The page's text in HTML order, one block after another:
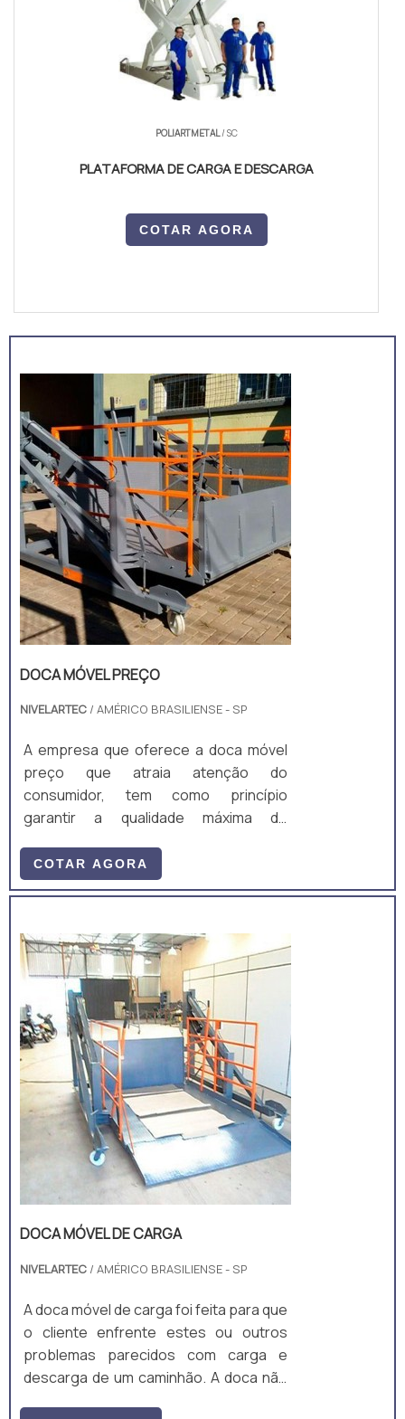
POLIARTMETAL/ SC
PLATAFORMA DE CARGA E DESCARGA
COTAR AGORA
DOCA MÓVEL PREÇO
NIVELARTEC / AMÉRICO BRASILIENSE - SP
A empresa que oferece a doca móvel
preço que atraia atenção do
consumidor, tem como princípio
garantir a qualidade máxima do
aplicada em diversas áreas e utilizada
para muitas aplicações que necessitem
de até 2.500 kg, com até 1,70m de
altura.Vantagens de utilização do
material Facilidade de manuseio; Não
tem necessidade de doca de suporte;
Otimização da mão de obra...
COTAR AGORA
DOCA MÓVEL DE CARGA
NIVELARTEC / AMÉRICO BRASILIENSE - SP
A doca móvel de carga foi feita para que
o cliente enfrente estes ou outros
problemas parecidos com carga e
descarga de um caminhão. A doca não